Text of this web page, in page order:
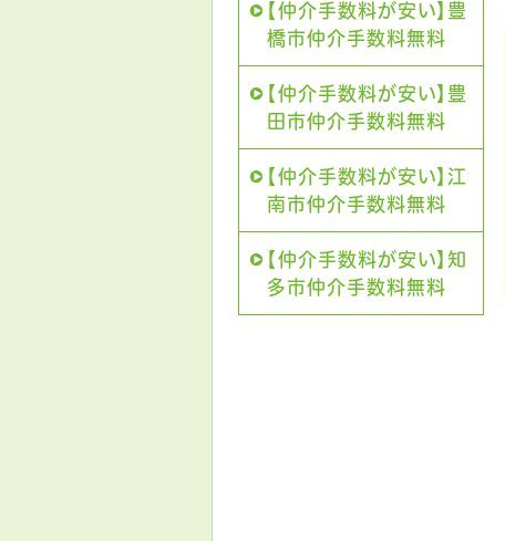
【仲介手数料が安い】豊
橋市仲介手数料無料
【仲介手数料が安い】豊
田市仲介手数料無料
【仲介手数料が安い】江
南市仲介手数料無料
【仲介手数料が安い】知
多市仲介手数料無料